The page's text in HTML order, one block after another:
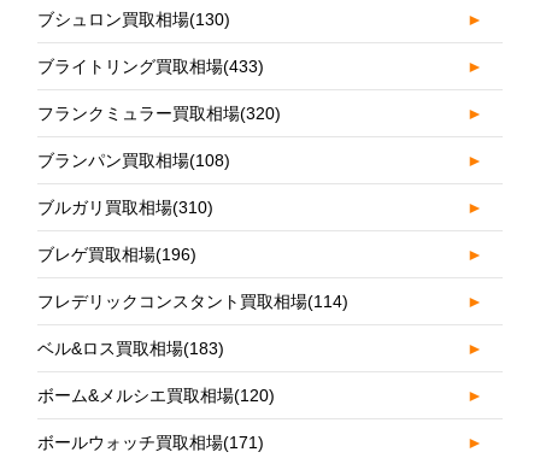
ブシュロン買取相場(130) ►
ブライトリング買取相場(433) ►
フランクミュラー買取相場(320) ►
ブランパン買取相場(108) ►
ブルガリ買取相場(310) ►
ブレゲ買取相場(196) ►
フレデリックコンスタント買取相場(114) ►
ベル&ロス買取相場(183) ►
ボーム&メルシエ買取相場(120) ►
ボールウォッチ買取相場(171) ►